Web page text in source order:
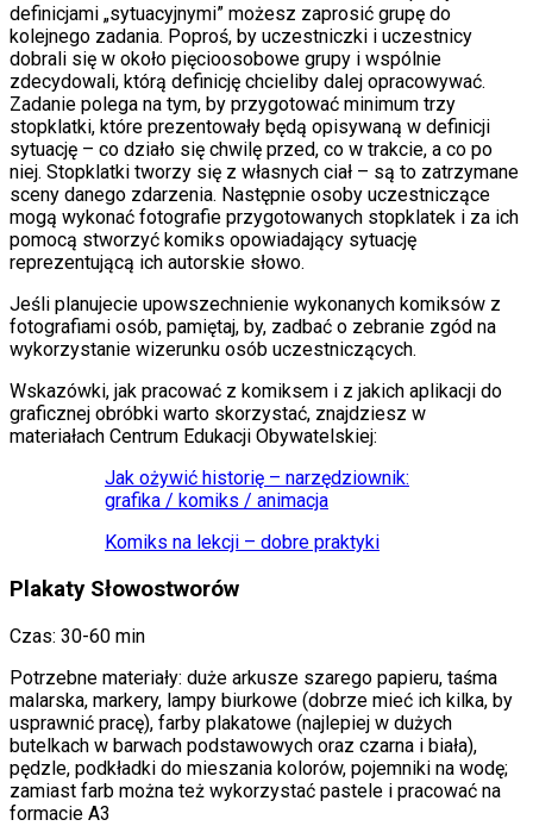
definicjami „sytuacyjnymi” możesz zaprosić grupę do
kolejnego zadania. Poproś, by uczestniczki i uczestnicy
dobrali się w około pięcioosobowe grupy i wspólnie
zdecydowali, którą definicję chcieliby dalej opracowywać.
Zadanie polega na tym, by przygotować minimum trzy
stopklatki, które prezentowały będą opisywaną w definicji
sytuację – co działo się chwilę przed, co w trakcie, a co po
niej. Stopklatki tworzy się z własnych ciał – są to zatrzymane
sceny danego zdarzenia. Następnie osoby uczestniczące
mogą wykonać fotografie przygotowanych stopklatek i za ich
pomocą stworzyć komiks opowiadający sytuację
reprezentującą ich autorskie słowo.
Jeśli planujecie upowszechnienie wykonanych komiksów z
fotografiami osób, pamiętaj, by, zadbać o zebranie zgód na
wykorzystanie wizerunku osób uczestniczących.
Wskazówki, jak pracować z komiksem i z jakich aplikacji do
graficznej obróbki warto skorzystać, znajdziesz w
materiałach Centrum Edukacji Obywatelskiej:
Jak ożywić historię – narzędziownik:
grafika / komiks / animacja
Komiks na lekcji – dobre praktyki
Plakaty Słowostworów
Czas: 30-60 min
Potrzebne materiały: duże arkusze szarego papieru, taśma
malarska, markery, lampy biurkowe (dobrze mieć ich kilka, by
usprawnić pracę), farby plakatowe (najlepiej w dużych
butelkach w barwach podstawowych oraz czarna i biała),
pędzle, podkładki do mieszania kolorów, pojemniki na wodę;
zamiast farb można też wykorzystać pastele i pracować na
formacie A3